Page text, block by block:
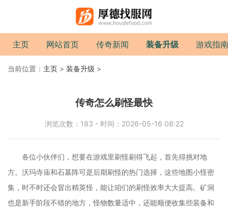
主页 网站首页 传奇新闻 装备升级 游戏指南
当前位置： 主页 > 装备升级 >
传奇怎么刷怪最快
浏览次数：183 - 时间：2026-05-16 08:22
各位小伙伴们，想要在游戏里刷怪刷得飞起，首先得挑对地
方。沃玛寺庙和石墓阵可是后期刷怪的热门选择，这些地图小怪密
集，时不时还会冒出精英怪，能让咱们的刷怪效率大大提高。矿洞
也是新手阶段不错的地方，怪物数量适中，还能顺便收集些装备和